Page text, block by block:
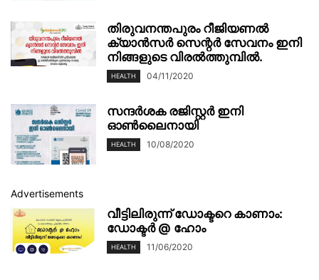
തിരുവനന്തപുരം റീജിയണൽ
ക്യാൻസർ സെന്റർ സേവനം ഇനി
നിങ്ങളുടെ വിരൽത്തുമ്പിൽ.
HEALTH 04/11/2020
സന്ദർശക രജിസ്റ്റർ ഇനി
ഓൺലൈനായി
HEALTH 10/08/2020
Advertisements
വീട്ടിലിരുന്ന് ഡോക്ടറെ കാണാം:
ഡോക്ടര്‍ @ ഹോം
HEALTH 11/06/2020